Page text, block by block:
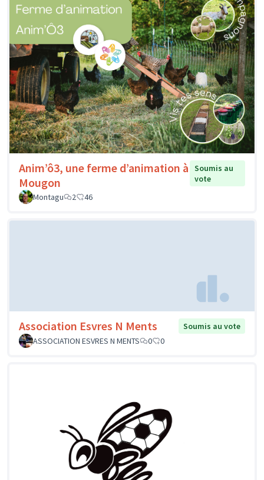
Anim’ô3, une ferme d’animation à
Mougon
Soumis au
vote
Montagu
2 46
Association Esvres N Ments
Soumis au vote
ASSOCIATION ESVRES N MENTS
0 0